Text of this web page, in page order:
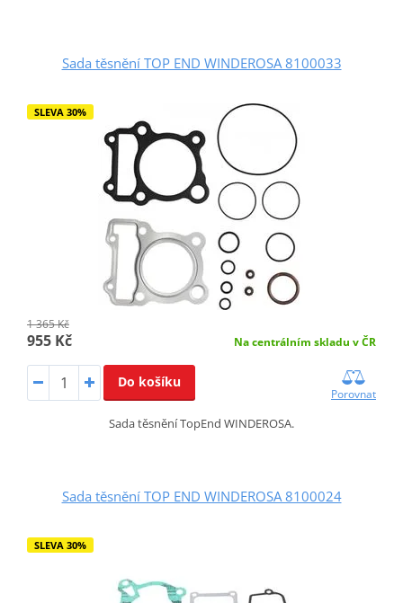
Sada těsnění TOP END WINDEROSA 8100033
SLEVA 30%
1 365 Kč
955 Kč Na centrálním skladu v ČR
Do košíku
Porovnat
Sada těsnění TopEnd WINDEROSA.
Sada těsnění TOP END WINDEROSA 8100024
SLEVA 30%